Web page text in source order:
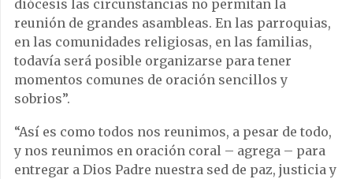
diócesis las circunstancias no permitan la
reunión de grandes asambleas. En las parroquias,
en las comunidades religiosas, en las familias,
todavía será posible organizarse para tener
momentos comunes de oración sencillos y
sobrios”.
“Así es como todos nos reunimos, a pesar de todo,
y nos reunimos en oración coral – agrega – para
entregar a Dios Padre nuestra sed de paz, justicia y